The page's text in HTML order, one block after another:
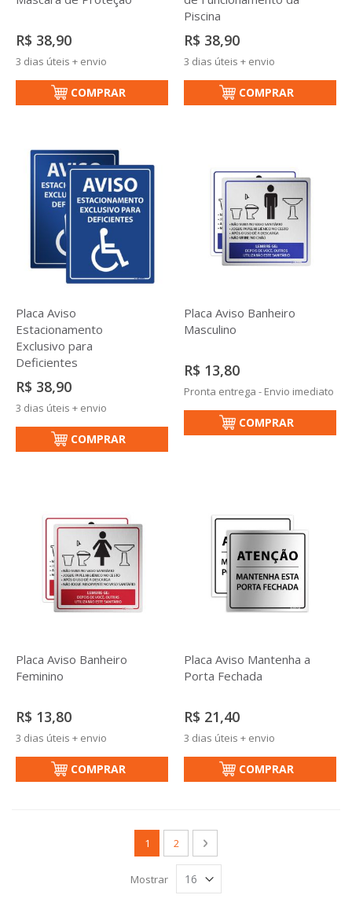
R$ 38,90
3 dias úteis + envio
COMPRAR
Piscina
R$ 38,90
3 dias úteis + envio
COMPRAR
Placa Aviso
Estacionamento
Exclusivo para
Deficientes
R$ 38,90
3 dias úteis + envio
COMPRAR
Placa Aviso Banheiro
Masculino
R$ 13,80
Pronta entrega - Envio imediato
COMPRAR
Placa Aviso Banheiro
Feminino
R$ 13,80
3 dias úteis + envio
COMPRAR
Placa Aviso Mantenha a
Porta Fechada
R$ 21,40
3 dias úteis + envio
COMPRAR
Você esta lendo a pagina
1 Página
2 Página
Próximo
Mostrar